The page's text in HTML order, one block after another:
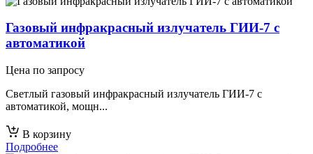
Газовый инфракрасный излучатель ГИИ-7 с
автоматикой
Цена по запросу
Светлый газовый инфракрасный излучатель ГИИ-7 с
автоматикой, мощн...
В корзину
Подробнее